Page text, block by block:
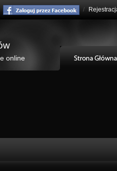
/
online